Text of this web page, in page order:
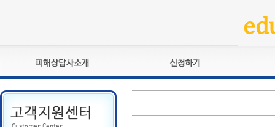
피해상담사란?
자격관리규정
상담사 자격증 확인
교육훈련